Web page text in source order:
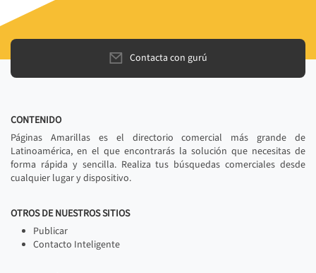
Contacta con gurú
CONTENIDO
Páginas Amarillas es el directorio comercial más grande de
Latinoamérica, en el que encontrarás la solución que necesitas de
forma rápida y sencilla. Realiza tus búsquedas comerciales desde
cualquier lugar y dispositivo.
OTROS DE NUESTROS SITIOS
Publicar
Contacto Inteligente